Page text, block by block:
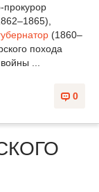
(1860–
похода
...
0